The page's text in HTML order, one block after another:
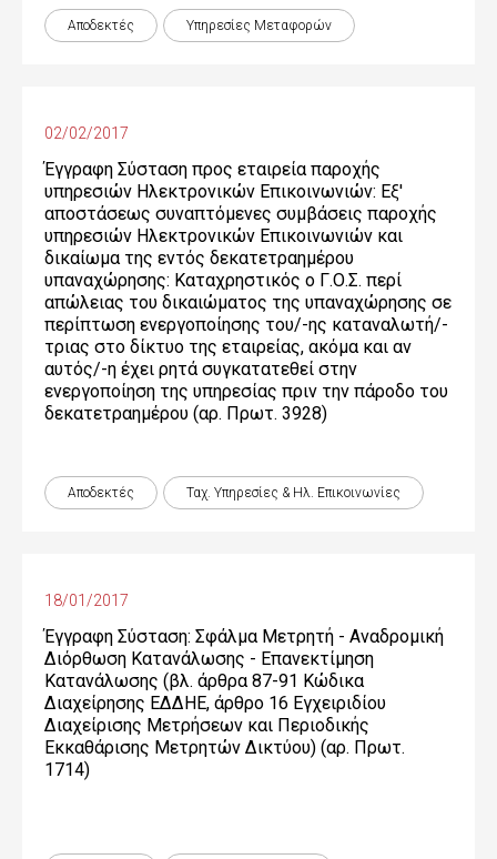
Αποδεκτές Υπηρεσίες Μεταφορών
02/02/2017
Έγγραφη Σύσταση προς εταιρεία παροχής
υπηρεσιών Ηλεκτρονικών Επικοινωνιών: Εξ'
αποστάσεως συναπτόμενες συμβάσεις παροχής
υπηρεσιών Ηλεκτρονικών Επικοινωνιών και
δικαίωμα της εντός δεκατετραημέρου
υπαναχώρησης: Καταχρηστικός ο Γ.Ο.Σ. περί
απώλειας του δικαιώματος της υπαναχώρησης σε
περίπτωση ενεργοποίησης του/-ης καταναλωτή/-
τριας στο δίκτυο της εταιρείας, ακόμα και αν
αυτός/-η έχει ρητά συγκατατεθεί στην
ενεργοποίηση της υπηρεσίας πριν την πάροδο του
δεκατετραημέρου (αρ. Πρωτ. 3928)
Αποδεκτές Ταχ. Υπηρεσίες & Ηλ. Επικοινωνίες
18/01/2017
Έγγραφη Σύσταση: Σφάλμα Μετρητή - Αναδρομική
Διόρθωση Κατανάλωσης - Επανεκτίμηση
Κατανάλωσης (βλ. άρθρα 87-91 Κώδικα
Διαχείρησης ΕΔΔΗΕ, άρθρο 16 Εγχειριδίου
Διαχείρισης Μετρήσεων και Περιοδικής
Εκκαθάρισης Μετρητών Δικτύου) (αρ. Πρωτ.
1714)